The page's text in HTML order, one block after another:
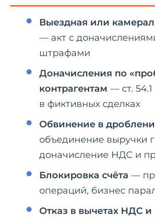
Выездная или
— акт с
штрафами
Доначисления по
контрагентам — ст.
в фиктивных сделках
Обвинение в
объединение выручки
доначисление НДС и
Блокировка счёта —
операций, бизнес
Отказ в вычетах НДС